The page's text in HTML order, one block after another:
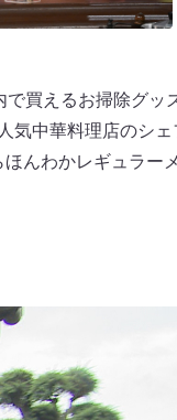
で買えるお掃除グッ
気中華料理店のシェ
んわかレギュラー